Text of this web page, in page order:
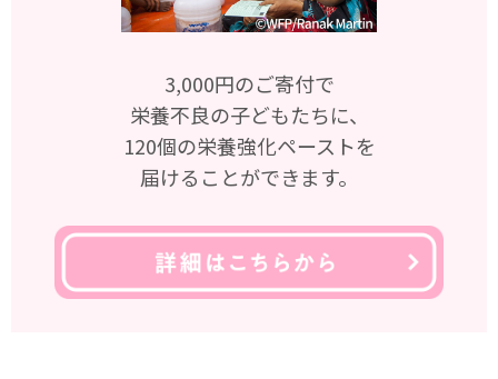
3,000円のご寄付で
栄養不良の子どもたちに、
120個の栄養強化ペーストを
届けることができます。